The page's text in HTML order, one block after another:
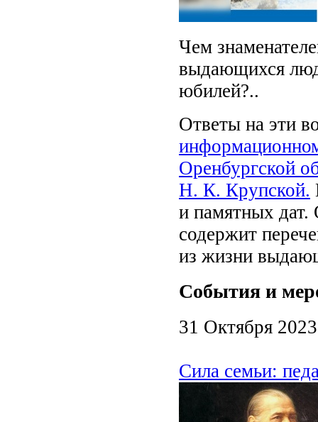
Чем
выдающихся
юбилей?..
Ответы на эти
Оренбургской
Н. К. Крупской.
и памятных дат.
содержит
из жизни
События и
31 Октября 2023
Сила семьи: